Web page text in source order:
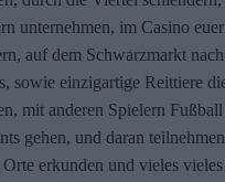
unternehmen, im Casino euer
auf dem Schwarzmarkt nach
sowie einzigartige Reittiere
mit anderen Spielern Fußball
gehen, und daran
erkunden und vieles vieles